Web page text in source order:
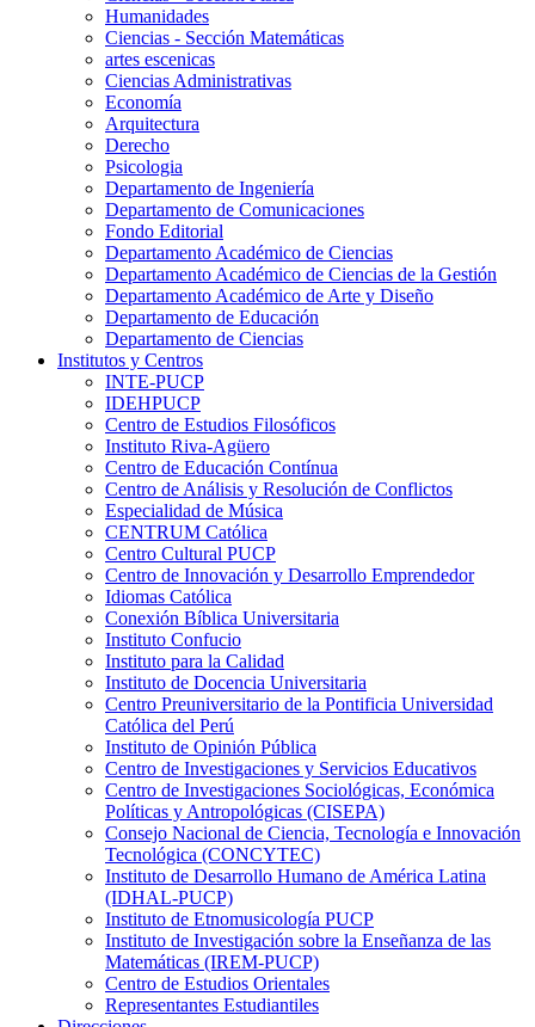
Humanidades
Ciencias - Sección Matemáticas
artes escenicas
Ciencias Administrativas
Economía
Arquitectura
Derecho
Psicologia
Departamento de Ingeniería
Departamento de Comunicaciones
Fondo Editorial
Departamento Académico de Ciencias
Departamento Académico de Ciencias de la Gestión
Departamento Académico de Arte y Diseño
Departamento de Educación
Departamento de Ciencias
Institutos y Centros
INTE-PUCP
IDEHPUCP
Centro de Estudios Filosóficos
Instituto Riva-Agüero
Centro de Educación Contínua
Centro de Análisis y Resolución de Conflictos
Especialidad de Música
CENTRUM Católica
Centro Cultural PUCP
Centro de Innovación y Desarrollo Emprendedor
Idiomas Católica
Conexión Bíblica Universitaria
Instituto Confucio
Instituto para la Calidad
Instituto de Docencia Universitaria
Centro Preuniversitario de la Pontificia Universidad
Católica del Perú
Instituto de Opinión Pública
Centro de Investigaciones y Servicios Educativos
Centro de Investigaciones Sociológicas, Económica
Políticas y Antropológicas (CISEPA)
Consejo Nacional de Ciencia, Tecnología e Innovación
Tecnológica (CONCYTEC)
Instituto de Desarrollo Humano de América Latina
(IDHAL-PUCP)
Instituto de Etnomusicología PUCP
Instituto de Investigación sobre la Enseñanza de las
Matemáticas (IREM-PUCP)
Centro de Estudios Orientales
Representantes Estudiantiles